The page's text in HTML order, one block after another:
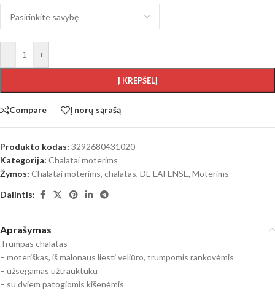
- +
Į KREPŠELĮ
Compare Į norų sąrašą
Produkto kodas: 3292680431020
Kategorija: Chalatai moterims
Žymos: Chalatai moterims, chalatas, DE LAFENSE, Moterims
Dalintis:
Aprašymas
Trumpas chalatas
– moteriškas, iš malonaus liesti veliūro, trumpomis rankovėmis
– užsegamas užtrauktuku
– su dviem patogiomis kišenėmis